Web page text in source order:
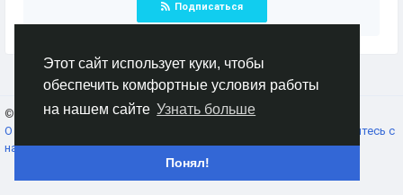
Этот сайт использует куки, чтобы
обеспечить комфортные условия работы
на нашем сайте Узнать больше
Понял!
Подписаться
© 2026 AnimeSocial.SU - Первая аниме сеть!
О нас
Свяжитесь с
нами
Каталог